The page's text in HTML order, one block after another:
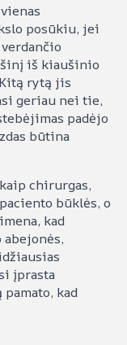
posūkiu, jei
iš kiaušinio
rytą jis
geriau nei tie,
padėjo
būtina
chirurgas,
būklės, o
kad
abejonės,
įprasta
kad